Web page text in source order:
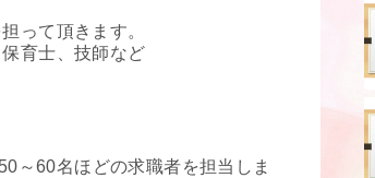
担って頂きます。
育士、技師など
～60名ほどの求職者を担当しま